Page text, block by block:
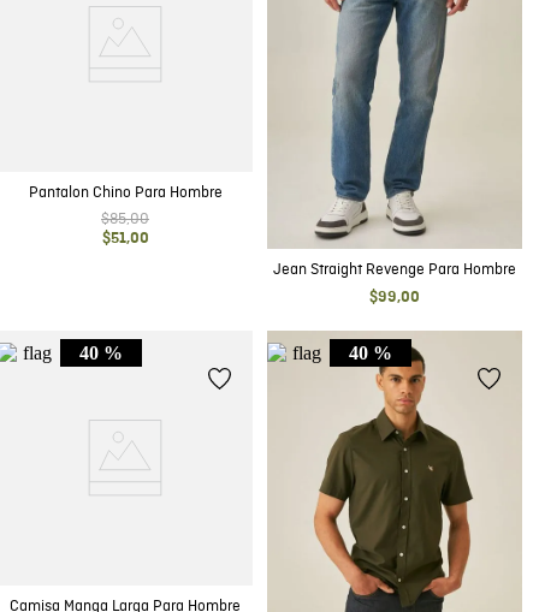
Pantalon Chino Para Hombre
$85,00
$51,00
Jean Straight Revenge Para Hombre
$99,00
40 %
Camisa Manga Larga Para Hombre
40 %